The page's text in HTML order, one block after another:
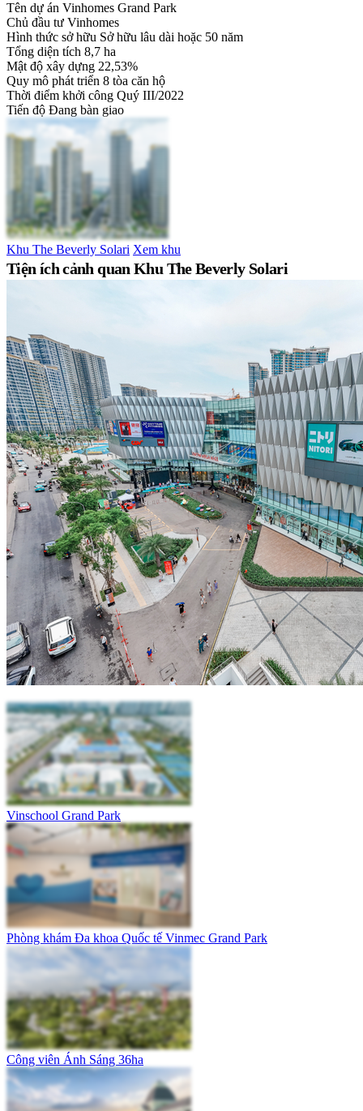
Tên dự án Vinhomes Grand Park
Chủ đầu tư Vinhomes
Hình thức sở hữu Sở hữu lâu dài hoặc 50 năm
Tổng diện tích 8,7 ha
Mật độ xây dựng 22,53%
Quy mô phát triển 8 tòa căn hộ
Thời điểm khởi công Quý III/2022
Tiến độ Đang bàn giao
Khu The Beverly Solari Xem khu
Tiện ích cảnh quan Khu The Beverly Solari
Vinschool Grand Park
Phòng khám Đa khoa Quốc tế Vinmec Grand Park
Công viên Ánh Sáng 36ha